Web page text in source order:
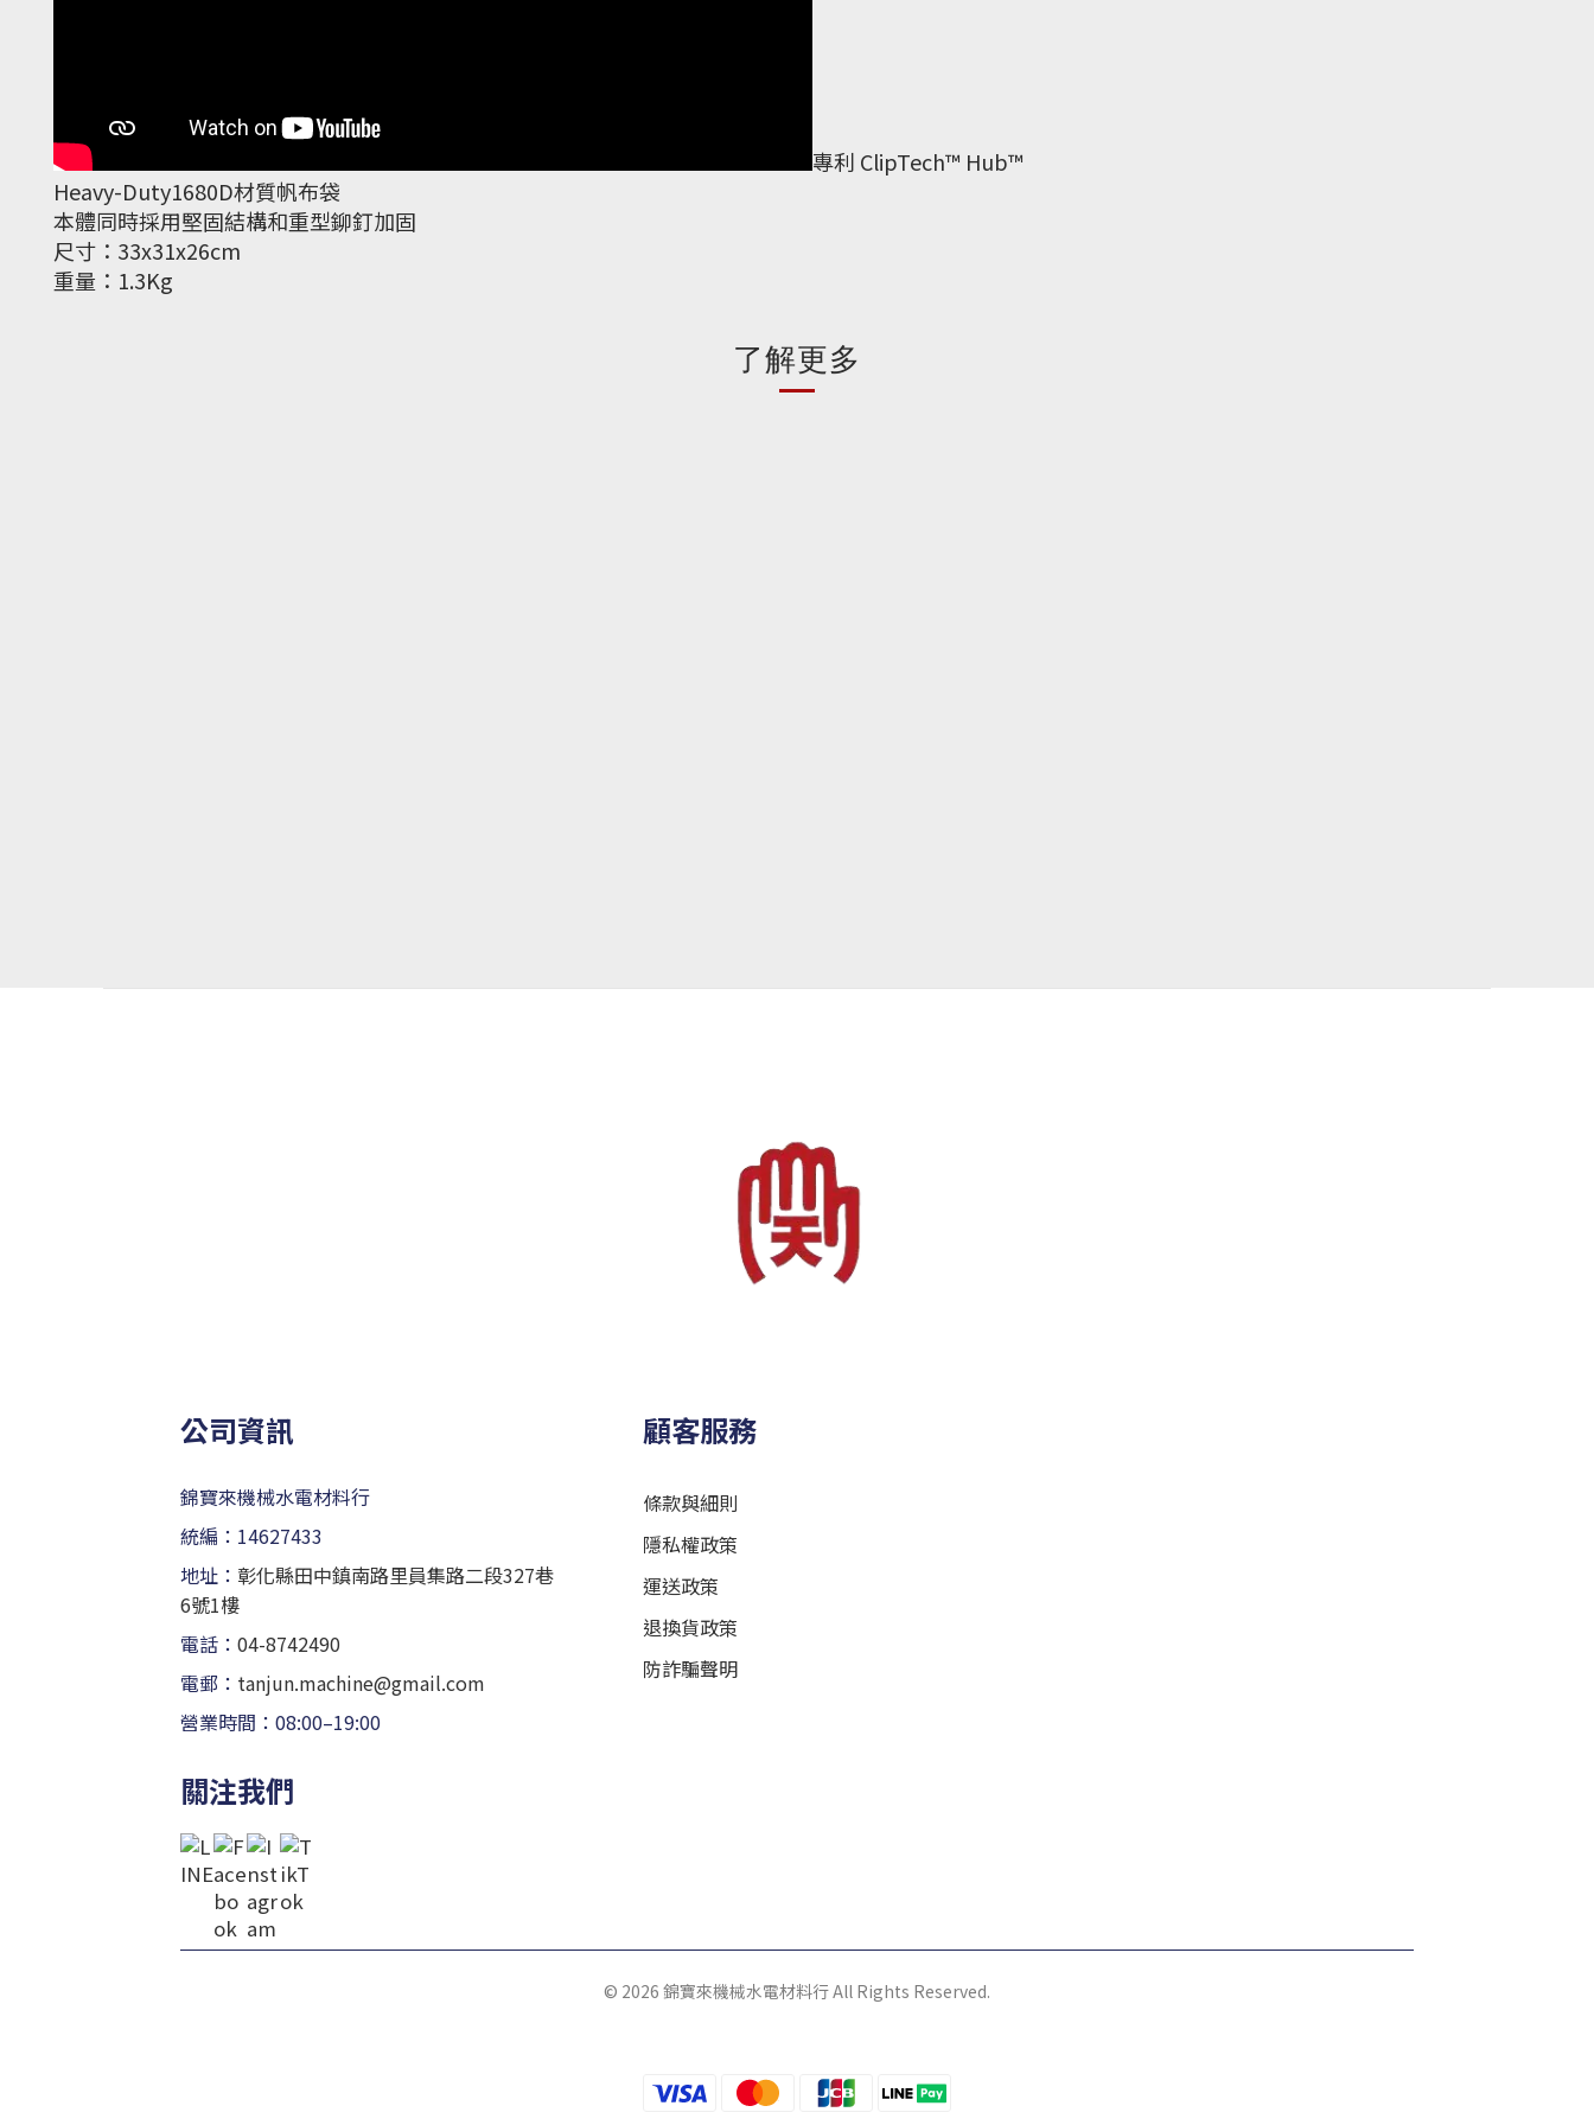
專利 ClipTech™ Hub™
Heavy-Duty1680D材質帆布袋
本體同時採用堅固結構和重型鉚釘加固
尺寸：33x31x26cm
重量：1.3Kg
了解更多
公司資訊
錦寶來機械水電材料行
統編：14627433
地址： 彰化縣田中鎮南路里員集路二段327巷
6號1樓
電話： 04-8742490
電郵： tanjun.machine@gmail.com
營業時間：08:00–19:00
關注我們
顧客服務
條款與細則
隱私權政策
運送政策
退換貨政策
防詐騙聲明
© 2026 錦寶來機械水電材料行 All Rights Reserved.